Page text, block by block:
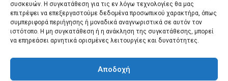
συσκευών. Η συγκατάθεση για τις εν λόγω τεχνολογίες θα μας
επιτρέψει να επεξεργαστούμε δεδομένα προσωπικού χαρακτήρα, όπως
συμπεριφορά περιήγησης ή μοναδικά αναγνωριστικά σε αυτόν τον
ιστότοπο. Η μη συγκατάθεση ή η ανάκληση της συγκατάθεσης, μπορεί
να επηρεάσει αρνητικά ορισμένες λειτουργίες και δυνατότητες.
Αποδοχή